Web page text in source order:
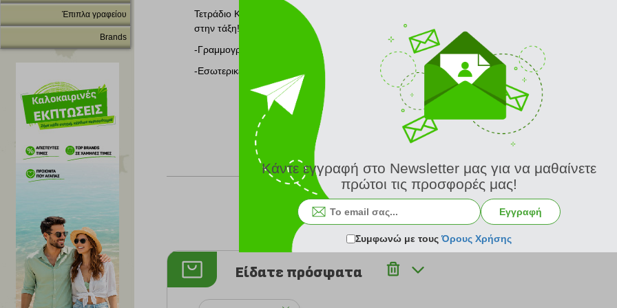
Έπιπλα γραφείου
Brands
Τετράδιο Καρφίτσα Avengers 40 φύλλων για μαθητές που δεν αποχωρίζονται τους αγαπημένους
στην τάξη!
-Γραμμογράφηση ριγέ για την καλύτερη οργάνωση και ευκολία στη γραφή των σημειώσεων.
-Εσωτερικές σελίδες με ετικέτα ονόματος.
Σύνολο Ψήφων: 0
Είδατε πρόσφατα
Κάντε εγγραφή στο Newsletter μας για να μαθαίνετε
πρώτοι τις προσφορές μας!
Εγγραφή
Συμφωνώ με τουςΌρους Χρήσης